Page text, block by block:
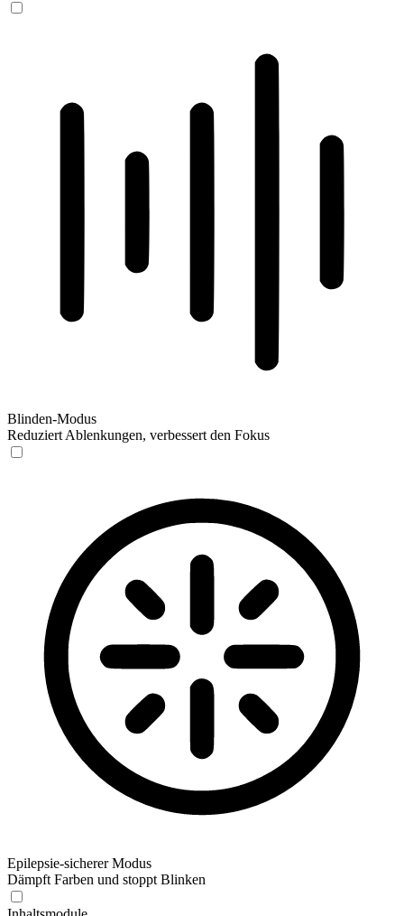
Blinden-Modus
Reduziert Ablenkungen, verbessert den Fokus
Epilepsie-sicherer Modus
Dämpft Farben und stoppt Blinken